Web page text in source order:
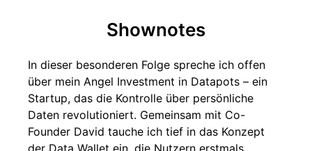
Shownotes
In dieser besonderen Folge spreche ich offen
über mein Angel Investment in Datapots – ein
Startup, das die Kontrolle über persönliche
Daten revolutioniert. Gemeinsam mit Co-
Founder David tauche ich tief in das Konzept
der Data Wallet ein, die Nutzern erstmals